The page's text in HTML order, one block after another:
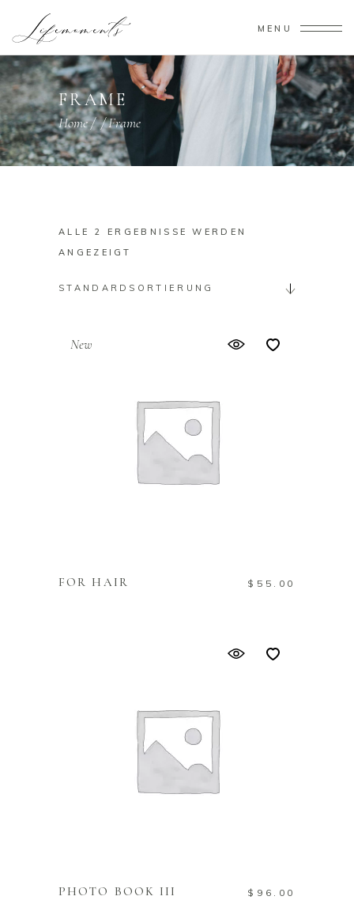
MENU
FRAME
Home//Frame
ALLE 2 ERGEBNISSE WERDEN
ANGEZEIGT
STANDARDSORTIERUNG
New
FOR HAIR $ 55.00
PHOTO BOOK III $ 96.00